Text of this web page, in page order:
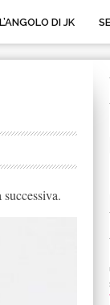
L’ANGOLO DI JK